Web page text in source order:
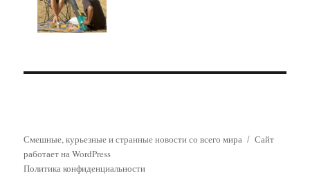
Смешные, курьезные и странные новости со всего мира
Сайт
работает на WordPress
Политика конфиденциальности